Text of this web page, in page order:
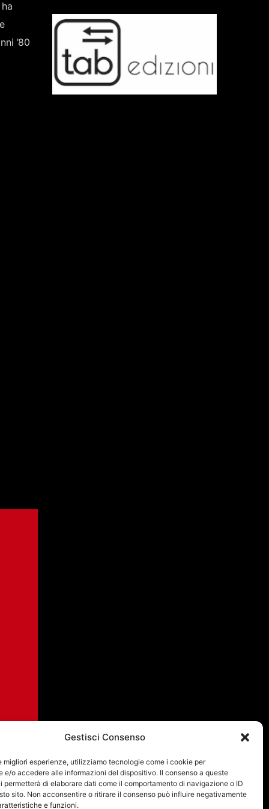
Gestisci Consenso
migliori esperienze, utilizziamo tecnologie come i cookie per
e/o accedere alle informazioni del dispositivo. Il consenso a queste
permetterà di elaborare dati come il comportamento di navigazione o ID
sito. Non acconsentire o ritirare il consenso può influire negativamente
e funzioni.
’80